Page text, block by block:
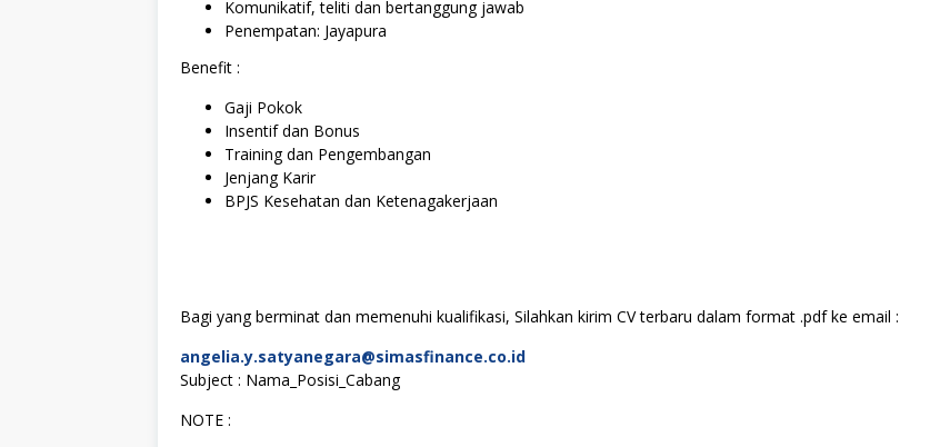
Komunikatif, teliti dan bertanggung jawab
Penempatan: Jayapura
Benefit :
Gaji Pokok
Insentif dan Bonus
Training dan Pengembangan
Jenjang Karir
BPJS Kesehatan dan Ketenagakerjaan
Bagi yang berminat dan memenuhi kualifikasi, Silahkan kirim CV terbaru dalam format .pdf ke email :
angelia.y.satyanegara@simasfinance.co.id
Subject : Nama_Posisi_Cabang
NOTE :